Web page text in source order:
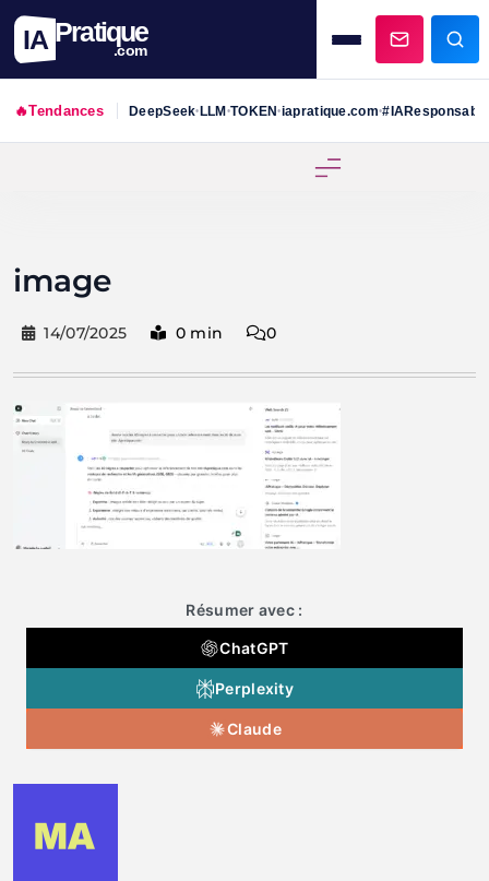
IA Pratique
.com
🔥Tendances DeepSeek•LLM•TOKEN•iapratique.com•#IAResponsable
image
14/07/2025 0 min 0
Résumer avec :
ChatGPT
Perplexity
Claude